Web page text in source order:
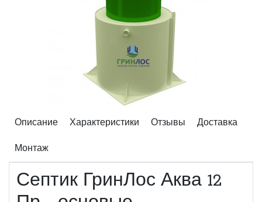
Описание Характеристики Отзывы Доставка
Монтаж
Септик ГринЛос Аква 12